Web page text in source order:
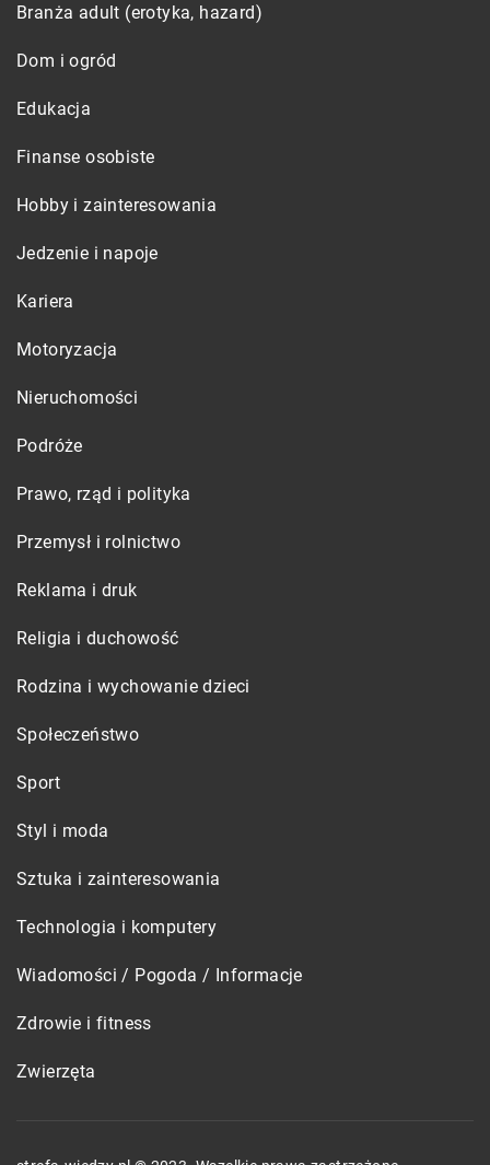
Branża adult (erotyka, hazard)
Dom i ogród
Edukacja
Finanse osobiste
Hobby i zainteresowania
Jedzenie i napoje
Kariera
Motoryzacja
Nieruchomości
Podróże
Prawo, rząd i polityka
Przemysł i rolnictwo
Reklama i druk
Religia i duchowość
Rodzina i wychowanie dzieci
Społeczeństwo
Sport
Styl i moda
Sztuka i zainteresowania
Technologia i komputery
Wiadomości / Pogoda / Informacje
Zdrowie i fitness
Zwierzęta